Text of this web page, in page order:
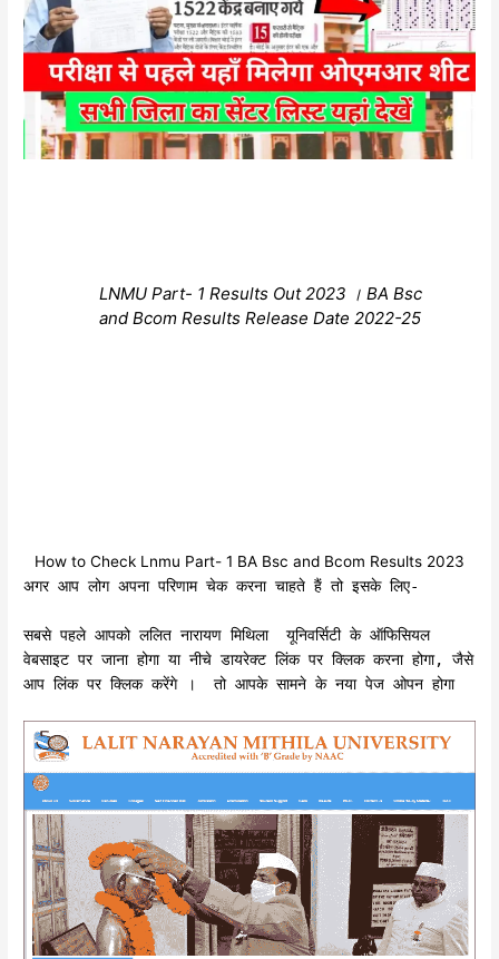
LNMU Part- 1 Results Out 2023 । BA Bsc
and Bcom Results Release Date 2022-25
How to Check Lnmu Part- 1 BA Bsc and Bcom Results 2023
अगर आप लोग अपना परिणाम चेक करना चाहते हैं तो इसके लिए-
सबसे पहले आपको ललित नारायण मिथिला यूनिवर्सिटी के ऑफिसियल
वेबसाइट पर जाना होगा या नीचे डायरेक्ट लिंक पर क्लिक करना होगा, जैसे
आप लिंक पर क्लिक करेंगे । तो आपके सामने के नया पेज ओपन होगा